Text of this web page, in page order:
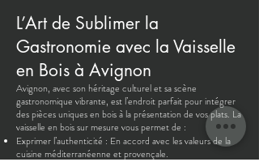
L’Art de Sublimer la
Gastronomie avec la Vaisselle
en Bois à Avignon
Avignon, avec son héritage culturel et sa scène
gastronomique vibrante, est l’endroit parfait pour intégrer
des pièces uniques en bois à la présentation de vos plats. La
vaisselle en bois sur mesure vous permet de :
Exprimer l’authenticité : En accord avec les valeurs de la
cuisine méditerranéenne et provençale.